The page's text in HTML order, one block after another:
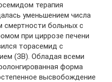
терапия
уменьшением числа
смертности больных с
при циррозе печени
торасемид с
(ЗВ). Обладая всеми
форма
высвобождение